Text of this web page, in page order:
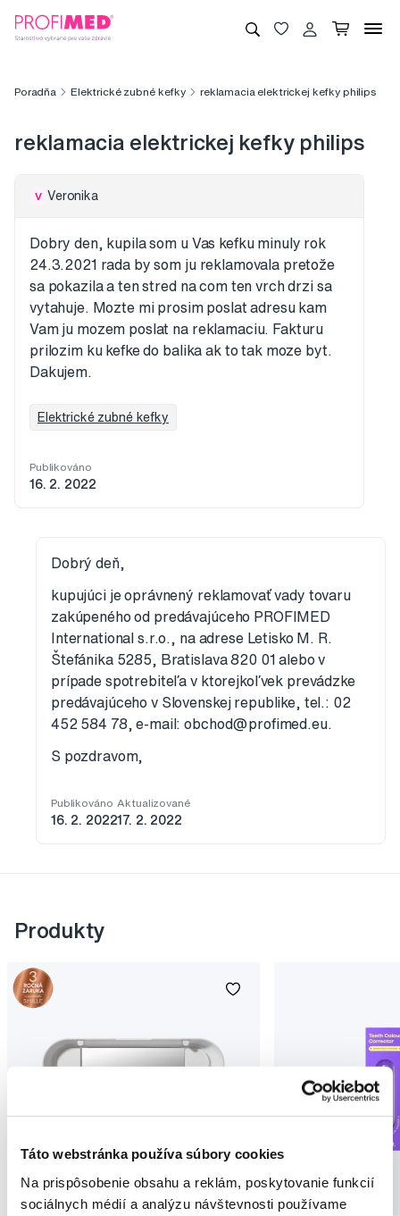
Táto webstránka používa súbory cookies
Na prispôsobenie obsahu a reklám, poskytovanie funkcií
sociálnych médií a analýzu návštevnosti používame
Poradňa Elektrické zubné kefky reklamacia elektrickej kefky philips
reklamacia elektrickej kefky philips
V Veronika
Dobry den, kupila som u Vas kefku minuly rok
24.3.2021 rada by som ju reklamovala pretože
sa pokazila a ten stred na com ten vrch drzi sa
vytahuje. Mozte mi prosim poslat adresu kam
Vam ju mozem poslat na reklamaciu. Fakturu
prilozim ku kefke do balika ak to tak moze byt.
Dakujem.
Elektrické zubné kefky
Publikováno
16. 2. 2022
Dobrý deň,
kupujúci je oprávnený reklamovať vady tovaru
zakúpeného od predávajúceho PROFIMED
International s.r.o., na adrese Letisko M. R.
Štefánika 5285, Bratislava 820 01 alebo v
prípade spotrebiteľa v ktorejkoľvek prevádzke
predávajúceho v Slovenskej republike, tel.: 02
452 584 78, e-mail: obchod@profimed.eu.
S pozdravom,
Publikováno
16. 2. 2022
Aktualizované
17. 2. 2022
Produkty